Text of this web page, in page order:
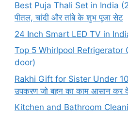
Best Puja Thali Set in India
पीतल, चांदी और तांबे के शुभ पूजा सेट
24 Inch Smart LED TV in
Top 5 Whirlpool Refrigerator
door)
Rakhi Gift for Sister Under
उपकरण जो बहन का काम आसान कर
Kitchen and Bathroom